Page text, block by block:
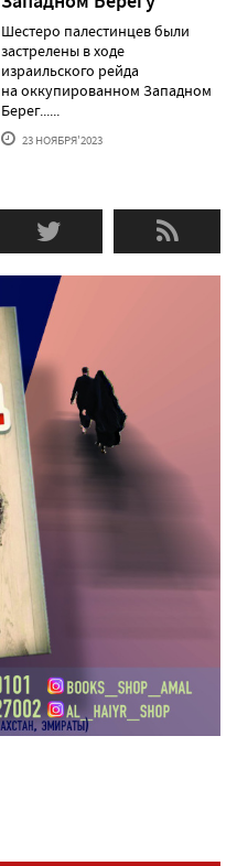
Шестеро палестинцев были
застрелены в ходе
израильского рейда
на оккупированном Западном
Берег......
23 НОЯБРЯ'2023